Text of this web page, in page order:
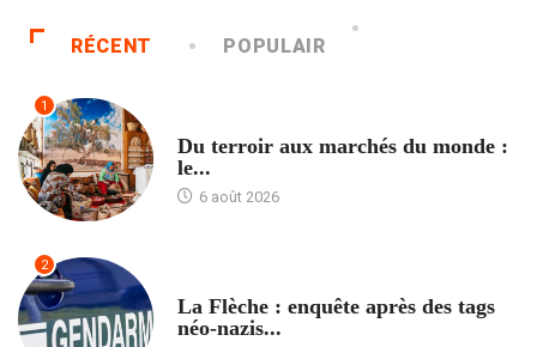
RÉCENT POPULAIR
1
Du terroir aux marchés du monde :
le...
6 août 2026
2
La Flèche : enquête après des tags
néo-nazis...